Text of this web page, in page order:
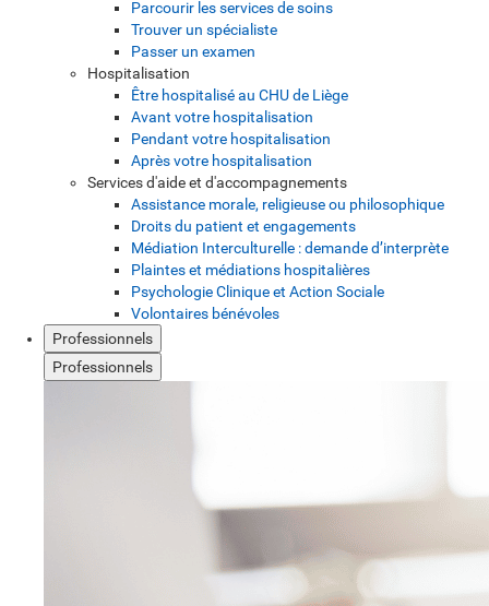
Parcourir les services de soins
Trouver un spécialiste
Passer un examen
Hospitalisation
Être hospitalisé au CHU de Liège
Avant votre hospitalisation
Pendant votre hospitalisation
Après votre hospitalisation
Services d'aide et d'accompagnements
Assistance morale, religieuse ou philosophique
Droits du patient et engagements
Médiation Interculturelle : demande d’interprète
Plaintes et médiations hospitalières
Psychologie Clinique et Action Sociale
Volontaires bénévoles
Professionnels
Professionnels